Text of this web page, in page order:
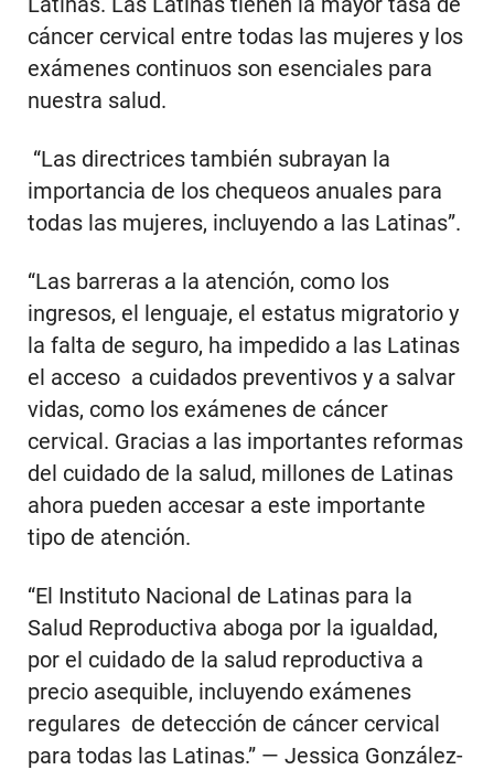
Latinas. Las Latinas tienen la mayor tasa de
cáncer cervical entre todas las mujeres y los
exámenes continuos son esenciales para
nuestra salud.
“Las directrices también subrayan la
importancia de los chequeos anuales para
todas las mujeres, incluyendo a las Latinas”.
“Las barreras a la atención, como los
ingresos, el lenguaje, el estatus migratorio y
la falta de seguro, ha impedido a las Latinas
el acceso a cuidados preventivos y a salvar
vidas, como los exámenes de cáncer
cervical. Gracias a las importantes reformas
del cuidado de la salud, millones de Latinas
ahora pueden accesar a este importante
tipo de atención.
“El Instituto Nacional de Latinas para la
Salud Reproductiva aboga por la igualdad,
por el cuidado de la salud reproductiva a
precio asequible, incluyendo exámenes
regulares de detección de cáncer cervical
para todas las Latinas.” — Jessica González-